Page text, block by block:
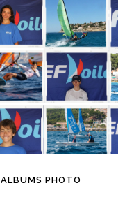
ALBUMS PHOTO